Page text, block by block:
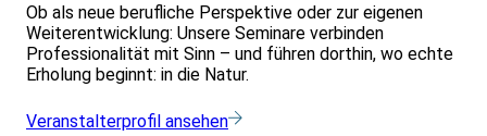
Ob als neue berufliche Perspektive oder zur eigenen
Weiterentwicklung: Unsere Seminare verbinden
Professionalität mit Sinn – und führen dorthin, wo echte
Erholung beginnt: in die Natur.
Veranstalterprofil ansehen